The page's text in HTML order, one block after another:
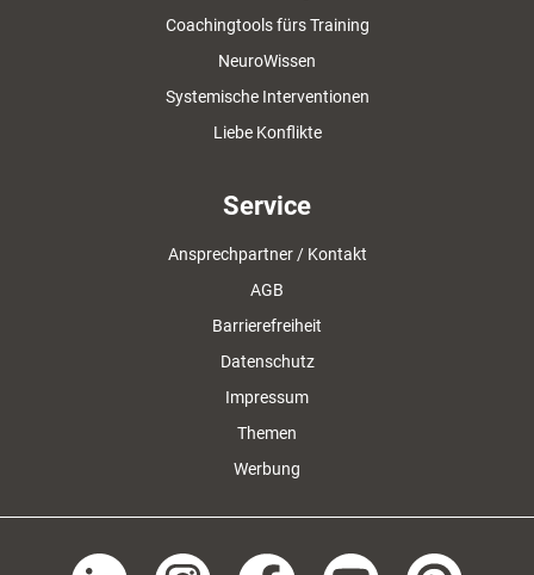
Coachingtools fürs Training
NeuroWissen
Systemische Interventionen
Liebe Konflikte
Service
Ansprechpartner / Kontakt
AGB
Barrierefreiheit
Datenschutz
Impressum
Themen
Werbung